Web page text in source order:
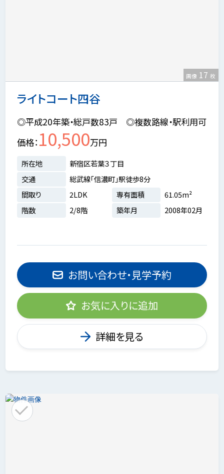
ライトコート四谷
画像 17 枚
◎平成20年築・総戸数83戸 ◎複数路線・駅利用可
価格 10,500万円
所在地
新宿区若葉３丁目
交通
総武線「信濃町」駅徒歩8分
間取り
2LDK 専有面積
61.05m²
階数
2/8階 築年月 2008年02月
お問い合わせ・見学予約
お気に入りに追加
詳細を見る